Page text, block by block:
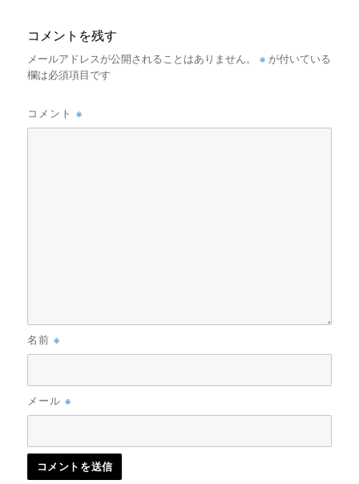
コメントを残す
メールアドレスが公開されることはありません。 ※ が付いている
欄は必須項目です
コメント※
名前※
メール※